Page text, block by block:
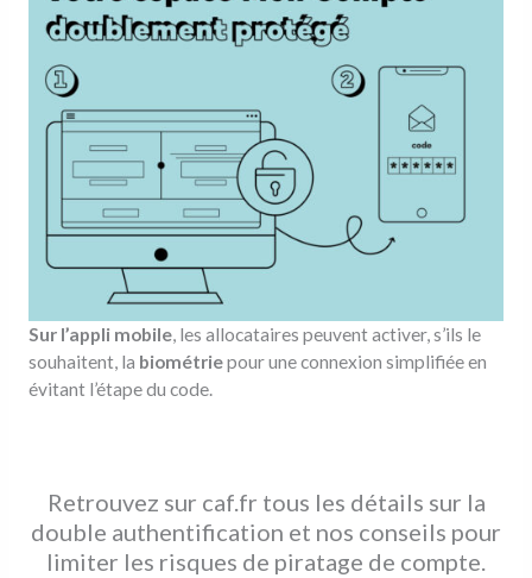
Sur l’appli mobile, les allocataires peuvent activer, s’ils le
souhaitent, la biométriepour une connexion simplifiée en
évitant l’étape du code.
Retrouvez sur caf.fr tous les détails sur la
double authentification et nos conseils pour
limiter les risques de piratage de compte.